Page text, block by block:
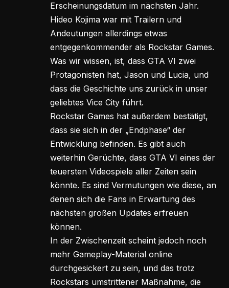
Erscheinungsdatum im nächsten Jahr.
Hideo Kojima war mit Trailern und
Andeutungen allerdings etwas
entgegenkommender als Rockstar Games.
Was wir wissen, ist, dass GTA VI zwei
Protagonisten hat, Jason und Lucia, und
dass die Geschichte uns zurück in unser
geliebtes Vice City führt.
Rockstar Games hat außerdem bestätigt,
dass sie sich in der „Endphase“ der
Entwicklung befinden. Es gibt auch
weiterhin Gerüchte, dass GTA VI eines der
teuersten Videospiele aller Zeiten sein
könnte. Es sind Vermutungen wie diese, an
denen sich die Fans in Erwartung des
nächsten großen Updates erfreuen
können.
In der Zwischenzeit scheint jedoch noch
mehr Gameplay-Material online
durchgesickert zu sein, und das trotz
Rockstars umstrittener Maßnahme, die